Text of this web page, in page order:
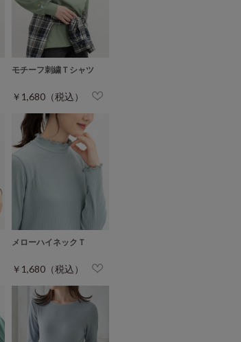
モチーフ刺繍Ｔシャツ
￥1,680（税込）
メローハイネックＴ
￥1,680（税込）